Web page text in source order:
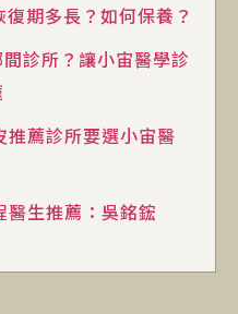
復期多長？如何保養？
診所？讓小宙醫學診
推薦診所要選小宙醫
醫生推薦：吳銘鋐